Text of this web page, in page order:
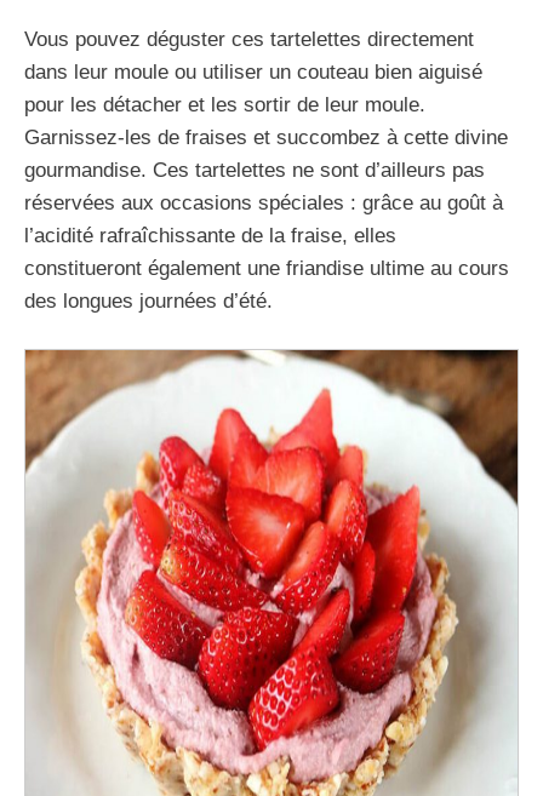
Vous pouvez déguster ces tartelettes directement
dans leur moule ou utiliser un couteau bien aiguisé
pour les détacher et les sortir de leur moule.
Garnissez-les de fraises et succombez à cette divine
gourmandise. Ces tartelettes ne sont d’ailleurs pas
réservées aux occasions spéciales : grâce au goût à
l’acidité rafraîchissante de la fraise, elles
constitueront également une friandise ultime au cours
des longues journées d’été.